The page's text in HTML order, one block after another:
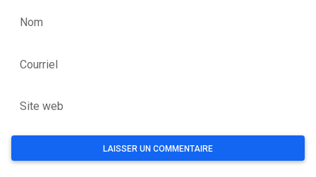
Nom
Courriel
Site web